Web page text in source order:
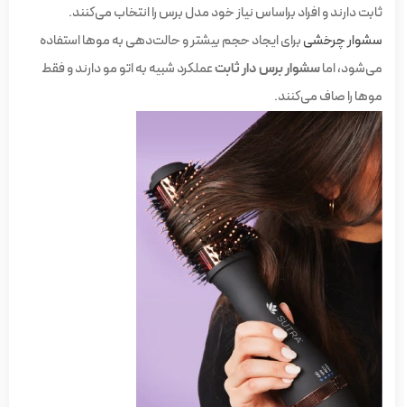
ثابت دارند و افراد براساس نیاز خود مدل برس را انتخاب می‌کنند.
سشوار چرخشیبرای ایجاد حجم بیشتر و حالت‌دهی به موها استفاده
می‌شود، اماسشوار برس دار ثابتعملکرد شبیه به اتو مو دارند و فقط
موها را صاف می‌کنند.